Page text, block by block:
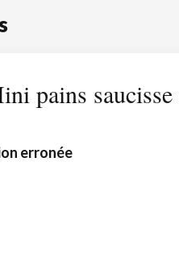
pains saucisse
erronée